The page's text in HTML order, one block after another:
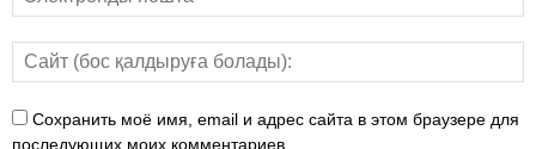
Сохранить моё имя, email и адрес сайта в этом браузере для
последующих моих комментариев.